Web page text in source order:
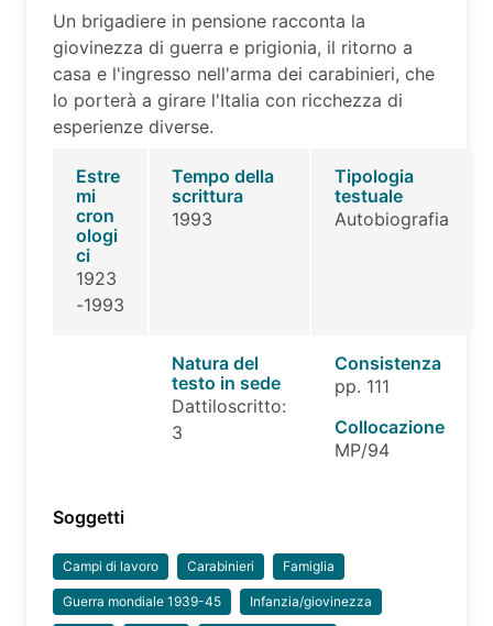
Un brigadiere in pensione racconta la
giovinezza di guerra e prigionia, il ritorno a
casa e l'ingresso nell'arma dei carabinieri, che
lo porterà a girare l'Italia con ricchezza di
esperienze diverse.
Estre
mi
cron
ologi
ci
1923
-1993
Tempo della
scrittura
1993
Tipologia
testuale
Autobiografia
Natura del
testo in sede
Dattiloscritto:
3
Consistenza
pp. 111
Collocazione
MP/94
Soggetti
Campi di lavoro Carabinieri Famiglia
Guerra mondiale 1939-45 Infanzia/giovinezza